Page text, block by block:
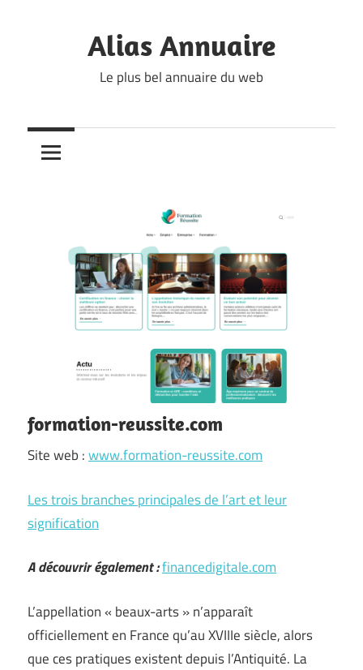
Alias Annuaire
Le plus bel annuaire du web
formation-reussite.com
Site web :www.formation-reussite.com
Les trois branches principales de l’art et leur
signification
A découvrir également :financedigitale.com
L’appellation « beaux-arts » n’apparaît
officiellement en France qu’au XVIIIe siècle, alors
que ces pratiques existent depuis l’Antiquité. La